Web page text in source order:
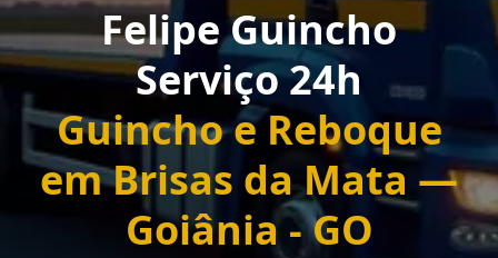
Felipe Guincho
Serviço 24h
Guincho e Reboque
em Brisas da Mata —
Goiânia - GO